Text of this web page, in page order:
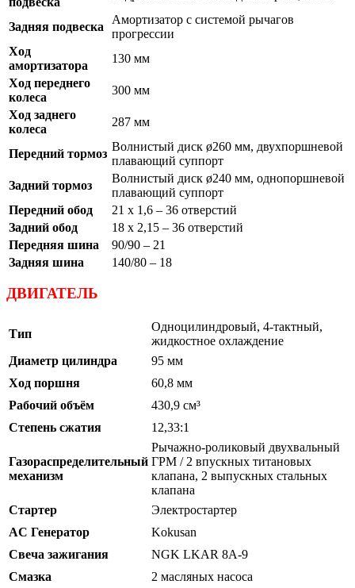
Задняя подвеска
Амортизатор с системой рычагов
прогрессии
Ход
амортизатора
130 мм
Ход переднего
колеса
300 мм
Ход заднего
колеса
287 мм
Передний тормоз
Волнистый диск ø260 мм, двухпоршневой
плавающий суппорт
Задний тормоз
Волнистый диск ø240 мм, однопоршневой
плавающий суппорт
Передний обод
21 x 1,6 – 36 отверстий
Задний обод
18 x 2,15 – 36 отверстий
Передняя шина
90/90 – 21
Задняя шина
140/80 – 18
ДВИГАТЕЛЬ
Тип
Одноцилиндровый, 4-тактный,
жидкостное охлаждение
Диаметр цилиндра
95 мм
Ход поршня
60,8 мм
Рабочий объём
430,9 см³
Степень сжатия
12,33:1
Газораспределительный
механизм
Рычажно-роликовый двухвальный
ГРМ / 2 впускных титановых
клапана, 2 выпускных стальных
клапана
Стартер
Электростартер
AC Генератор
Kokusan
Свеча зажигания
NGK LKAR 8A-9
Смазка
2 масляных насоса